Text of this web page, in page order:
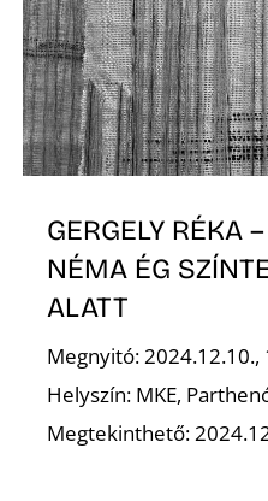
GERGELY RÉKA
NÉMA ÉG
ALATT
Megnyitó: 2024.12.10.,
Helyszín: MKE,
Megtekinthető: